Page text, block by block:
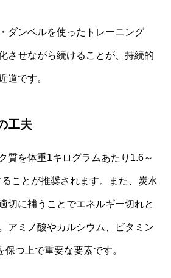
ダンベルを使ったトレーニング
させながら続けることが、持続的
道です。
工夫
質を体重1キログラムあたり1.6～
ことが推奨されます。また、炭水
切に補うことでエネルギー切れと
アミノ酸やカルシウム、ビタミン
つ上で重要な要素です。